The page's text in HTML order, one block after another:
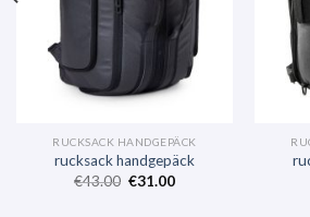
RUCKSACK HANDGEPÄCK
rucksack handgepäck
€43.00 €31.00